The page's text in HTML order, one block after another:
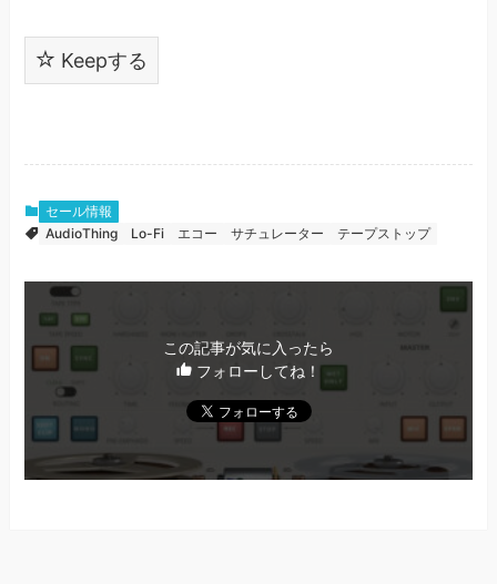
Keepする
セール情報
AudioThing
Lo-Fi エコー サチュレーター テープストップ
この記事が気に入ったら
フォローしてね！